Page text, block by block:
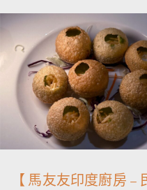
【 馬友友印度廚房 –